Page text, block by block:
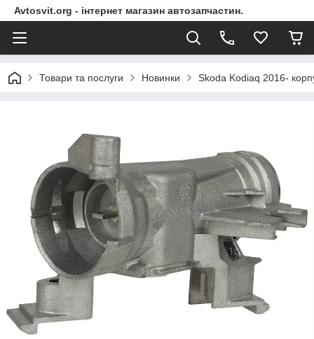
Avtosvit.org - інтернет магазин автозапчастин.
Товари та послуги Новинки Skoda Kodiaq 2016-